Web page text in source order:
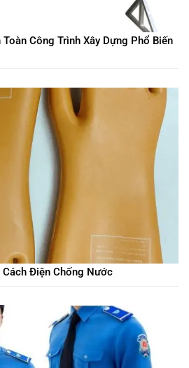
Công Trình Xây Dựng Phổ Biến
Cách Điện Chống Nước